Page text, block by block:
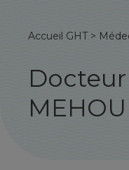
Accueil GHT>